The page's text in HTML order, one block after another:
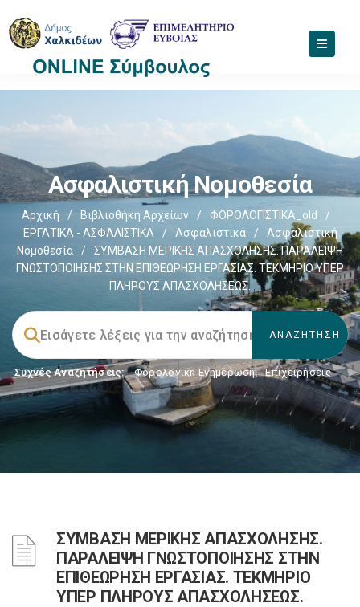
Ασφαλιστική Νομοθεσία
Αρχική / Βιβλιοθήκη Αρχείων / ΦΟΡΟΛΟΓΙΣΤΙΚΑ_old
/
ΕΡΓΑΤΙΚΑ - ΑΣΦΑΛΙΣΤΙΚΑ
/ Ασφαλιστικά /
Ασφαλιστική
Νομοθεσία
/
ΣΥΜΒΑΣΗ ΜΕΡΙΚΗΣ ΑΠΑΣΧΟΛΗΣΗΣ. ΠΑΡΑΛΕΙΨΗ
ΓΝΩΣΤΟΠΟΙΗΣΗΣ ΣΤΗΝ ΕΠΙΘΕΩΡΗΣΗ ΕΡΓΑΣΙΑΣ. ΤΕΚΜΗΡΙΟ ΥΠΕΡ
ΠΛΗΡΟΥΣ ΑΠΑΣΧΟΛΗΣΕΩΣ.
Συχνές Αναζητήσεις: Φορολογικη Ενημέρωση, Επιχειρήσεις
ΣΥΜΒΑΣΗ ΜΕΡΙΚΗΣ ΑΠΑΣΧΟΛΗΣΗΣ.
ΠΑΡΑΛΕΙΨΗ ΓΝΩΣΤΟΠΟΙΗΣΗΣ ΣΤΗΝ
ΕΠΙΘΕΩΡΗΣΗ ΕΡΓΑΣΙΑΣ. ΤΕΚΜΗΡΙΟ
ΥΠΕΡ ΠΛΗΡΟΥΣ ΑΠΑΣΧΟΛΗΣΕΩΣ.